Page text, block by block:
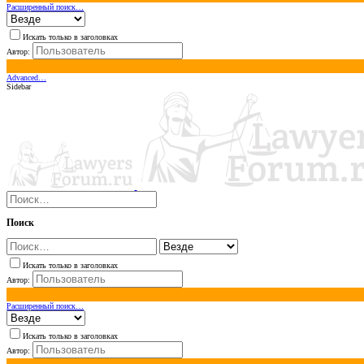
Расширенный поиск…
Искать только в заголовках
Автор:
Advanced…
Sidebar
Поиск
Искать только в заголовках
Автор:
Расширенный поиск…
Искать только в заголовках
Автор: